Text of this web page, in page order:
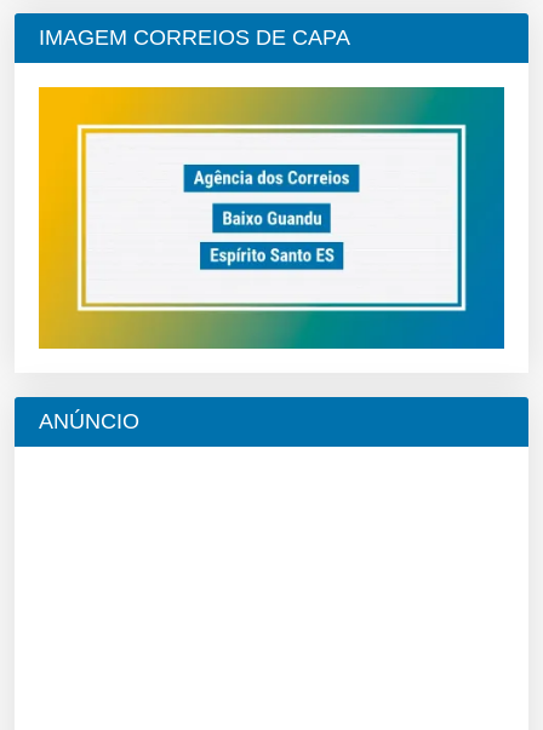
IMAGEM CORREIOS DE CAPA
ANÚNCIO